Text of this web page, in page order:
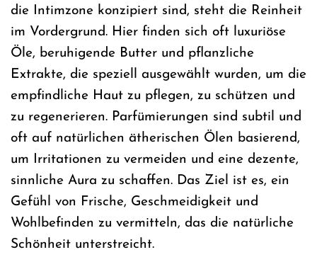
die Intimzone konzipiert sind, steht die Reinheit
im Vordergrund. Hier finden sich oft luxuriöse
Öle, beruhigende Butter und pflanzliche
Extrakte, die speziell ausgewählt wurden, um die
empfindliche Haut zu pflegen, zu schützen und
zu regenerieren. Parfümierungen sind subtil und
oft auf natürlichen ätherischen Ölen basierend,
um Irritationen zu vermeiden und eine dezente,
sinnliche Aura zu schaffen. Das Ziel ist es, ein
Gefühl von Frische, Geschmeidigkeit und
Wohlbefinden zu vermitteln, das die natürliche
Schönheit unterstreicht.